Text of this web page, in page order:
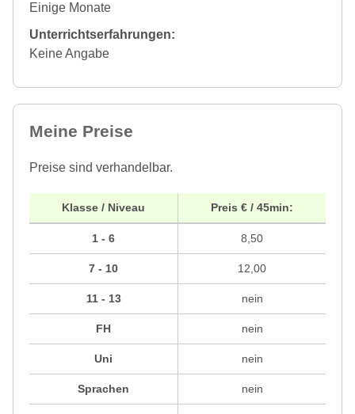
Einige Monate
Unterrichtserfahrungen:
Keine Angabe
Meine Preise
Preise sind verhandelbar.
Klasse / Niveau
1 - 6
7 - 10
11 - 13
FH
Uni
Sprachen
Preis € / 45min:
8,50
12,00
nein
nein
nein
nein